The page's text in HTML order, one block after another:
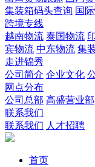
集装箱码头查询 国
跨境专线
越南物流 泰国物流
宾物流 中东物流 集
走进锦秀
公司简介 企业文化
网点分布
公司总部 高盛营业部
联系我们
联系我们 人才招聘
首页